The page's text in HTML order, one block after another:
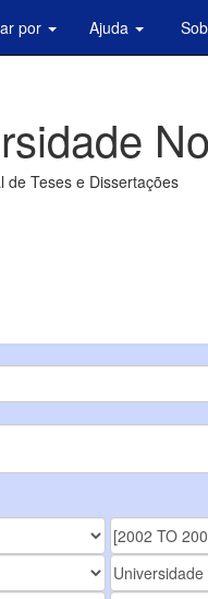
por Ajuda
de Teses e Dissertações